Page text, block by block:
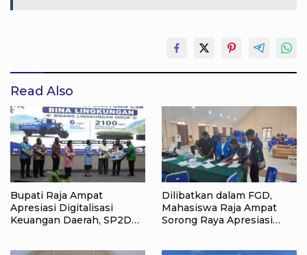
Read Also
Bupati Raja Ampat
Apresiasi Digitalisasi
Keuangan Daerah, SP2D
Dilibatkan dalam FGD,
Mahasiswa Raja Ampat
Sorong Raya Apresiasi